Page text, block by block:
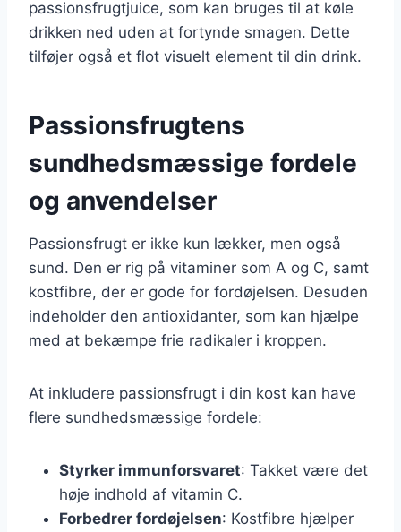
passionsfrugtjuice, som kan bruges til at køle
drikken ned uden at fortynde smagen. Dette
tilføjer også et flot visuelt element til din drink.
Passionsfrugtens
sundhedsmæssige fordele
og anvendelser
Passionsfrugt er ikke kun lækker, men også
sund. Den er rig på vitaminer som A og C, samt
kostfibre, der er gode for fordøjelsen. Desuden
indeholder den antioxidanter, som kan hjælpe
med at bekæmpe frie radikaler i kroppen.
At inkludere passionsfrugt i din kost kan have
flere sundhedsmæssige fordele:
Styrker immunforsvaret: Takket være det
høje indhold af vitamin C.
Forbedrer fordøjelsen: Kostfibre hjælper